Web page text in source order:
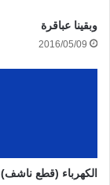
‫وبقينا عباقرة‬
2016/05/09
الكهرباء (قطع ناشف)